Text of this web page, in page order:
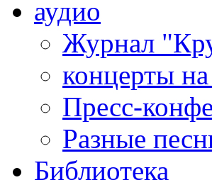
аудио
Журнал
концерты
Пресс-
Разные
Библиотека